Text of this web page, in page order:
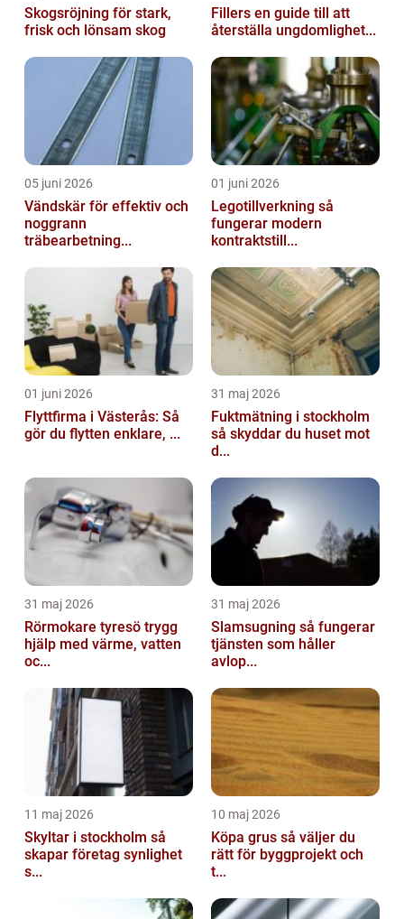
Skogsröjning för stark,
frisk och lönsam skog
Fillers en guide till att
återställa ungdomlighet...
05 juni 2026
Vändskär för effektiv och
noggrann
träbearbetning...
01 juni 2026
Legotillverkning så
fungerar modern
kontraktstill...
01 juni 2026
Flyttfirma i Västerås: Så
gör du flytten enklare, ...
31 maj 2026
Fuktmätning i stockholm
så skyddar du huset mot
d...
31 maj 2026
Rörmokare tyresö trygg
hjälp med värme, vatten
oc...
31 maj 2026
Slamsugning så fungerar
tjänsten som håller
avlop...
11 maj 2026
Skyltar i stockholm så
skapar företag synlighet
s...
10 maj 2026
Köpa grus så väljer du
rätt för byggprojekt och
t...